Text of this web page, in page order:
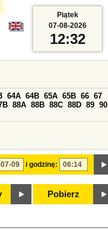
i godzinę:
64A 64B 65A 65B 66 67
88A 88B 88C 88D 89 90
Pobierz
Piątek
07-08-2026
12:32